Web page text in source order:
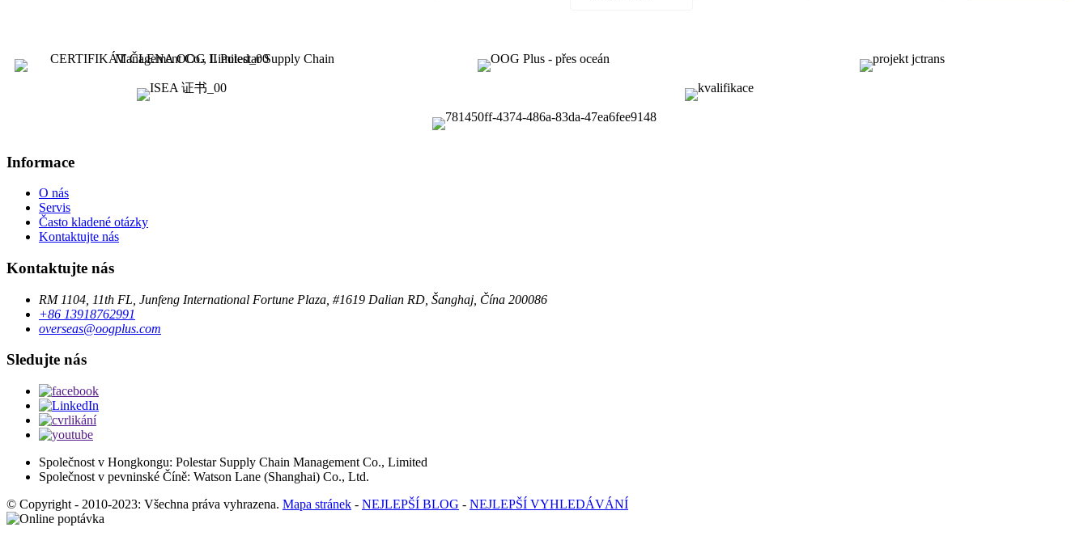
Informace
O nás
Servis
Často kladené otázky
Kontaktujte nás
Kontaktujte nás
RM 1104, 11th FL, Junfeng International Fortune Plaza, #1619 Dalian RD, Šanghaj, Čína 200086
+86 13918762991
overseas@oogplus.com
Sledujte nás
Společnost v Hongkongu: Polestar Supply Chain Management Co., Limited
Společnost v pevninské Číně: Watson Lane (Shanghai) Co., Ltd.
© Copyright - 2010-2023: Všechna práva vyhrazena. Mapa stránek - NEJLEPŠÍ BLOG - NEJLEPŠÍ VYHLEDÁVÁNÍ